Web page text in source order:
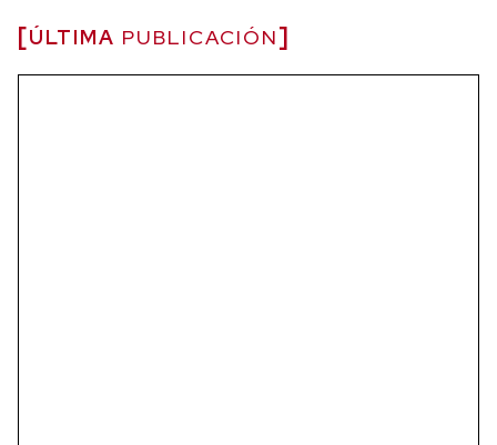
ÚLTIMA PUBLICACIÓN